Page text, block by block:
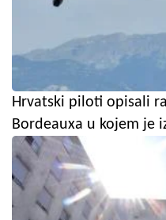
Hrvatski piloti opisali
Bordeauxa u kojem je